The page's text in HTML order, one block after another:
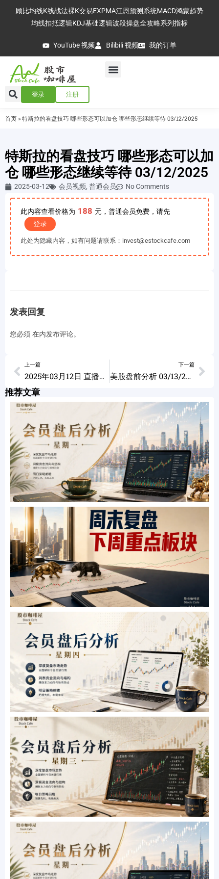
顾比均线K线战法裸K交易EXPMA江恩预测系统MACD鸿蒙趋势
均线扣抵逻辑KDJ基础逻辑波段操盘全攻略系列指标
YouTube 视频 Bilibili 视频 我的订单
登录 注册
首页 » 特斯拉的看盘技巧 哪些形态可以加仓 哪些形态继续等待 03/12/2025
特斯拉的看盘技巧 哪些形态可以加
仓 哪些形态继续等待 03/12/2025
2025-03-12 会员视频, 普通会员 No Comments
此内容查看价格为 188 元，普通会员免费，请先
登录
此处为隐藏内容，如有问题请联系：invest@estockcafe.com
发表回复
您必须 在内发布评论。
上一篇
2025年03月12日 直播回放 如何制定交易计划
下一篇
美股盘前分析 03/13/2025
推荐文章